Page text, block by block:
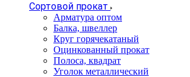
Сортовой прокат
Арматура оптом
Балка, швеллер
Круг горячекатаный
Оцинкованный прокат
Полоса, квадрат
Уголок металлический